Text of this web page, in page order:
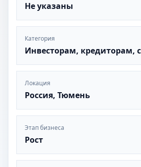
Не указаны
Категория
Инвесторам, кредиторам,
Локация
Россия, Тюмень
Этап бизнеса
Рост